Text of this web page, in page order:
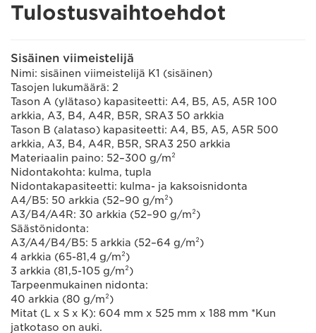
Tulostusvaihtoehdot
Sisäinen viimeistelijä
Nimi: sisäinen viimeistelijä K1 (sisäinen)
Tasojen lukumäärä: 2
Tason A (ylätaso) kapasiteetti: A4, B5, A5, A5R 100
arkkia, A3, B4, A4R, B5R, SRA3 50 arkkia
Tason B (alataso) kapasiteetti: A4, B5, A5, A5R 500
arkkia, A3, B4, A4R, B5R, SRA3 250 arkkia
Materiaalin paino: 52–300 g/m²
Nidontakohta: kulma, tupla
Nidontakapasiteetti: kulma- ja kaksoisnidonta
A4/B5: 50 arkkia (52–90 g/m²)
A3/B4/A4R: 30 arkkia (52–90 g/m²)
Säästönidonta:
A3/A4/B4/B5: 5 arkkia (52–64 g/m²)
4 arkkia (65-81,4 g/m²)
3 arkkia (81,5-105 g/m²)
Tarpeenmukainen nidonta:
40 arkkia (80 g/m²)
Mitat (L x S x K): 604 mm x 525 mm x 188 mm *Kun
jatkotaso on auki.